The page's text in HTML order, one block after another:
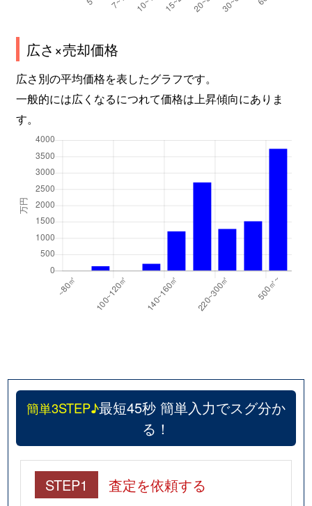
広さ×売却価格
広さ別の平均価格を表したグラフです。
一般的には広くなるにつれて価格は上昇傾向にありま
す。
簡単3STEP♪最短45秒 簡単入力でスグ分か
る！
STEP1 査定を依頼する